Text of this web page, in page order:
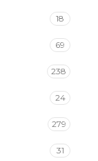
18
69
238
24
279
31